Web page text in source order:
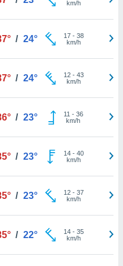
km/h
/ 24° 17- 38
km/h
/ 24° 12- 43
km/h
/ 23° 11 - 36
km/h
/ 23° 14- 40
km/h
/ 23° 12- 37
km/h
/ 22° 14- 35
km/h